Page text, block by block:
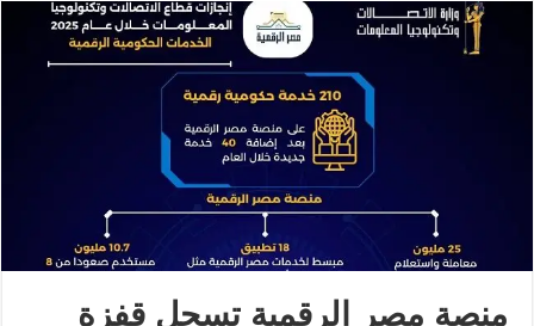
منصة مصر الرقمية تسجل قفزة